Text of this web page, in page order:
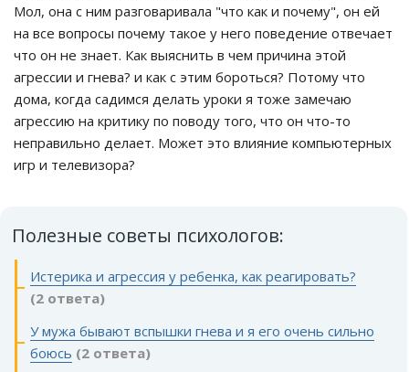
Мол, она с ним разговаривала "что как и почему", он ей
на все вопросы почему такое у него поведение отвечает
что он не знает. Как выяснить в чем причина этой
агрессии и гнева? и как с этим бороться? Потому что
дома, когда садимся делать уроки я тоже замечаю
агрессию на критику по поводу того, что он что-то
неправильно делает. Может это влияние компьютерных
игр и телевизора?
Полезные советы психологов:
Истерика и агрессия у ребенка, как реагировать?
(2 ответа)
У мужа бывают вспышки гнева и я его очень сильно
боюсь (2 ответа)